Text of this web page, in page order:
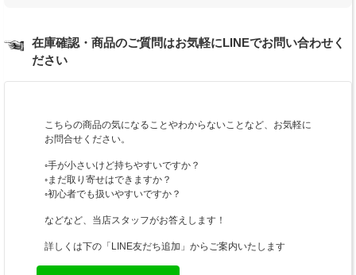
在庫確認・商品のご質問はお気軽にLINEでお問い合わせく
ださい
こちらの商品の気になることやわからないことなど、お気軽に
お問合せください。
◦手が小さいけど持ちやすいですか？
◦まだ取り寄せはできますか？
◦初心者でも扱いやすいですか？
などなど、当店スタッフがお答えします！
詳しくは下の「LINE友だち追加」からご案内いたします